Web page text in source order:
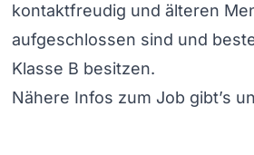
kontaktfreudig und älteren
aufgeschlossen sind und
Klasse B besitzen.
Nähere Infos zum Job gibt’s